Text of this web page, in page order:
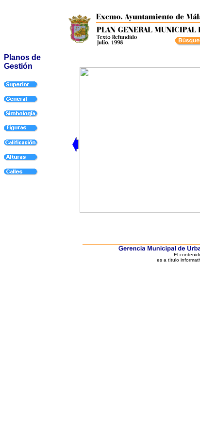
Planos de
Gestión
El
es a título